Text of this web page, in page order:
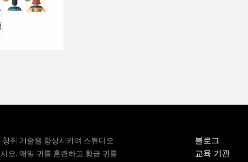
취 기술을 향상시키며 스튜디오
오. 매일 귀를 훈련하고 황금 귀를
블로그
교육 기관